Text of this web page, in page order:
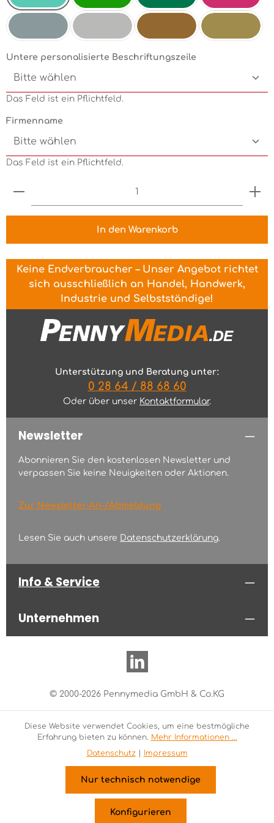
Mint Electricgreen Grün Pink
Untere personalisierte Beschriftungszeile
Das Feld ist ein Pflichtfeld.
Firmenname
Das Feld ist ein Pflichtfeld.
Produkt Anzahl: Gib den gewünschten Wert
In den Warenkorb
Keine Endverbraucher – Unser Angebot richtet
sich ausschließlich an Handel, Handwerk,
Industrie und Selbstständige!
Unterstützung und Beratung unter:
0 28 64 / 88 68 60
Oder über unser Kontaktformular.
Newsletter
Abonnieren Sie den kostenlosen Newsletter und
verpassen Sie keine Neuigkeiten oder Aktionen.
Zur Newsletter-An-/Abmeldung
Lesen Sie auch unsere Datenschutzerklärung.
Info & Service
Unternehmen
© 2000-2026 Pennymedia GmbH & Co.KG
Diese Website verwendet Cookies, um eine bestmögliche
Erfahrung bieten zu können. Mehr Informationen ...
Datenschutz| Impressum
Nur technisch notwendige
Konfigurieren